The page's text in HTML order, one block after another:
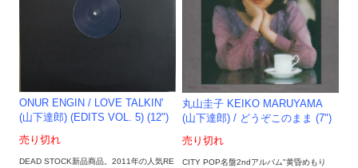
ONUR ENGIN / LOVE TALKIN'
(山下達郎) (EDITS VOL. 5) (12")
売り切れ
DEAD STOCK新品商品。2011年の人気RE
丸山圭子 KEIKO MARUYAMA
(山下達郎) / どうぞこのまま (7")
売り切れ
CITY POP名盤2ndアルバム"黄昏めもり